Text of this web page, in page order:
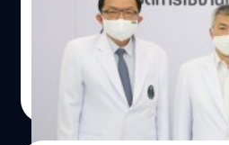
แข็งแกร่งมากขึ้น และเพิ่มขีดค
เวทีนานาประเทศ นอกจากนี้ คุณ
(Multi-Access Edge
5G มาร่วมพัฒนารูปแบบการใช้ง
แพทย์และการสาธารณสุข ซึ่งจ
ไทยและในเอเชียตะวันออกเฉี
ศักยภาพเครือข่ายอัจฉริยะทรู
เร็วแรงยิ่งกว่า ครอบคลุมกว่า ทุ
ทีมคอนเทนต์ BT| 1978 days ago